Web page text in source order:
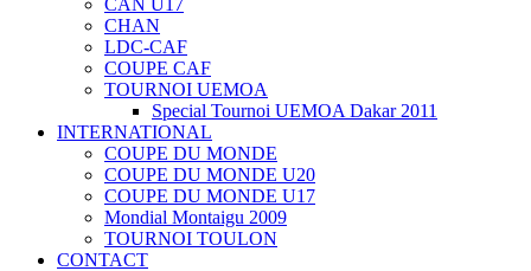
CAN U17
CHAN
LDC-CAF
COUPE CAF
TOURNOI UEMOA
Special Tournoi UEMOA Dakar 2011
INTERNATIONAL
COUPE DU MONDE
COUPE DU MONDE U20
COUPE DU MONDE U17
Mondial Montaigu 2009
TOURNOI TOULON
CONTACT